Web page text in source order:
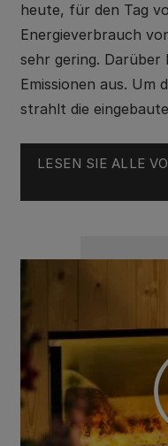
heute, für den Tag
Energieverbrauch
sehr gering. Darüber
Emissionen aus. Um
strahlt die
LESEN SIE ALLE